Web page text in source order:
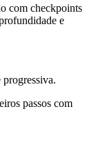
com checkpoints
e
passos com